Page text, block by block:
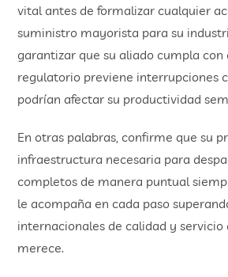
vital antes de formalizar cualquier
suministro mayorista para su
garantizar que su aliado cumpla con
regulatorio previene interrupciones
podrían afectar su productividad
En otras palabras, confirme que su
infraestructura necesaria para
completos de manera puntual
le acompaña en cada paso
internacionales de calidad y servicio
merece.